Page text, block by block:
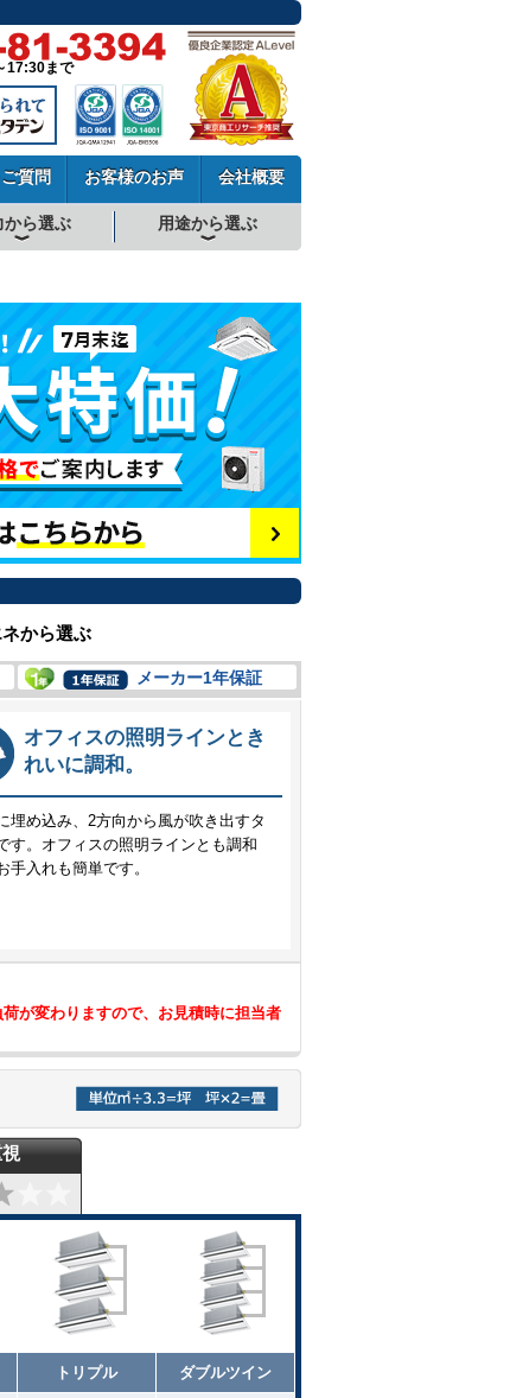
17:30まで
質問 お客様のお声 会社概要
から選ぶ 用途から選ぶ
から選ぶ
メーカー1年保証
オフィスの照明ラインとき
れいに調和。
埋め込み、2方向から風が吹き出すタ
す。オフィスの照明ラインとも調和
手入れも簡単です。
が変わりますので、お見積時に担当者
トリプル ダブルツイン